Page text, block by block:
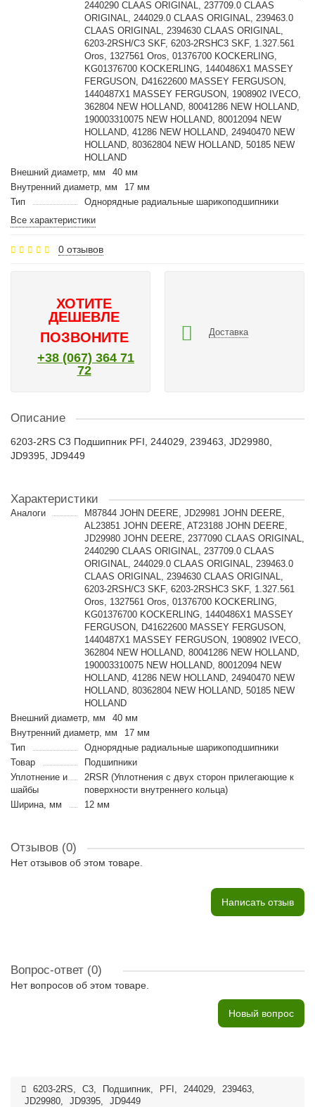
2440290 CLAAS ORIGINAL, 237709.0 CLAAS
ORIGINAL, 244029.0 CLAAS ORIGINAL, 239463.0
CLAAS ORIGINAL, 2394630 CLAAS ORIGINAL,
6203-2RSH/C3 SKF, 6203-2RSHC3 SKF, 1.327.561
Oros, 1327561 Oros, 01376700 KOCKERLING,
KG01376700 KOCKERLING, 1440486X1 MASSEY
FERGUSON, D41622600 MASSEY FERGUSON,
1440487X1 MASSEY FERGUSON, 1908902 IVECO,
362804 NEW HOLLAND, 80041286 NEW HOLLAND,
190003310075 NEW HOLLAND, 80012094 NEW
HOLLAND, 41286 NEW HOLLAND, 24940470 NEW
HOLLAND, 80362804 NEW HOLLAND, 50185 NEW
HOLLAND
Внешний диаметр, мм
40 мм
Внутренний диаметр, мм
17 мм
Тип
Однорядные радиальные шарикоподшипники
Все характеристики
0 отзывов
ХОТИТЕ
ДЕШЕВЛЕ
ПОЗВОНИТЕ
+38 (067) 364 71
72
Доставка
Описание
6203-2RS C3 Подшипник PFI, 244029, 239463, JD29980,
JD9395, JD9449
Характеристики
Аналоги
M87844 JOHN DEERE, JD29981 JOHN DEERE,
AL23851 JOHN DEERE, AT23188 JOHN DEERE,
JD29980 JOHN DEERE, 2377090 CLAAS ORIGINAL,
2440290 CLAAS ORIGINAL, 237709.0 CLAAS
ORIGINAL, 244029.0 CLAAS ORIGINAL, 239463.0
CLAAS ORIGINAL, 2394630 CLAAS ORIGINAL,
6203-2RSH/C3 SKF, 6203-2RSHC3 SKF, 1.327.561
Oros, 1327561 Oros, 01376700 KOCKERLING,
KG01376700 KOCKERLING, 1440486X1 MASSEY
FERGUSON, D41622600 MASSEY FERGUSON,
1440487X1 MASSEY FERGUSON, 1908902 IVECO,
362804 NEW HOLLAND, 80041286 NEW HOLLAND,
190003310075 NEW HOLLAND, 80012094 NEW
HOLLAND, 41286 NEW HOLLAND, 24940470 NEW
HOLLAND, 80362804 NEW HOLLAND, 50185 NEW
HOLLAND
Внешний диаметр, мм
40 мм
Внутренний диаметр, мм
17 мм
Тип
Однорядные радиальные шарикоподшипники
Товар
Подшипники
Уплотнение и
шайбы
2RSR (Уплотнения с двух сторон прилегающие к
поверхности внутреннего кольца)
Ширина, мм
12 мм
Отзывов (0)
Нет отзывов об этом товаре.
Написать отзыв
Вопрос-ответ (0)
Нет вопросов об этом товаре.
Новый вопрос
6203-2RS, C3, Подшипник, PFI , 244029, 239463,
JD29980, JD9395, JD9449